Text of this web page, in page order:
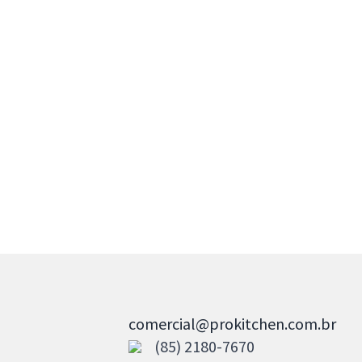
comercial@prokitchen.com.br
(85) 2180-7670